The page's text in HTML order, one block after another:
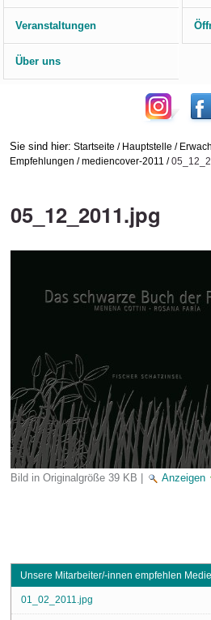
Veranstaltungen
Über uns
Sie sind hier: Startseite / Hauptstelle /
Empfehlungen /mediencover-2011 /
05_12_2011.jpg
Bild in Originalgröße 39 KB | Anzeigen
Unsere Mitarbeiter/-innen empfehlen
01_02_2011.jpg